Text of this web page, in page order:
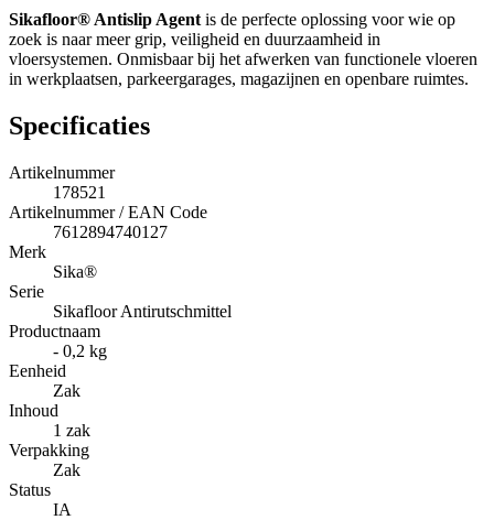
Sikafloor® Antislip Agent is de perfecte oplossing voor wie op
zoek is naar meer grip, veiligheid en duurzaamheid in
vloersystemen. Onmisbaar bij het afwerken van functionele vloeren
in werkplaatsen, parkeergarages, magazijnen en openbare ruimtes.
Specificaties
Artikelnummer
178521
Artikelnummer / EAN Code
7612894740127
Merk
Sika®
Serie
Sikafloor Antirutschmittel
Productnaam
- 0,2 kg
Eenheid
Zak
Inhoud
1 zak
Verpakking
Zak
Status
IA